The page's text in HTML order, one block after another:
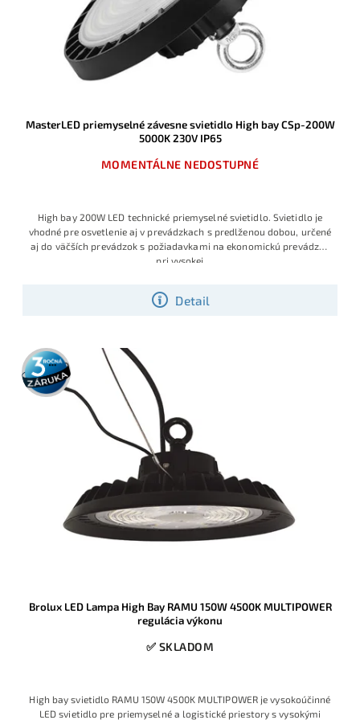
MasterLED priemyselné závesne svietidlo High bay CSp-200W
5000K 230V IP65
MOMENTÁLNE NEDOSTUPNÉ
Detail
High bay 200W LED technické priemyselné svietidlo. Svietidlo je
vhodné pre osvetlenie aj v prevádzkach s predlženou dobou, určené
aj do väčších prevádzok s požiadavkami na ekonomickú prevádzku
pri vysokej
3 roky
záruka
Brolux LED Lampa High Bay RAMU 150W 4500K MULTIPOWER
regulácia výkonu
✅ SKLADOM
High bay svietidlo RAMU 150W 4500K MULTIPOWER je vysokoúčinné
LED svietidlo pre priemyselné a logistické priestory s vysokými